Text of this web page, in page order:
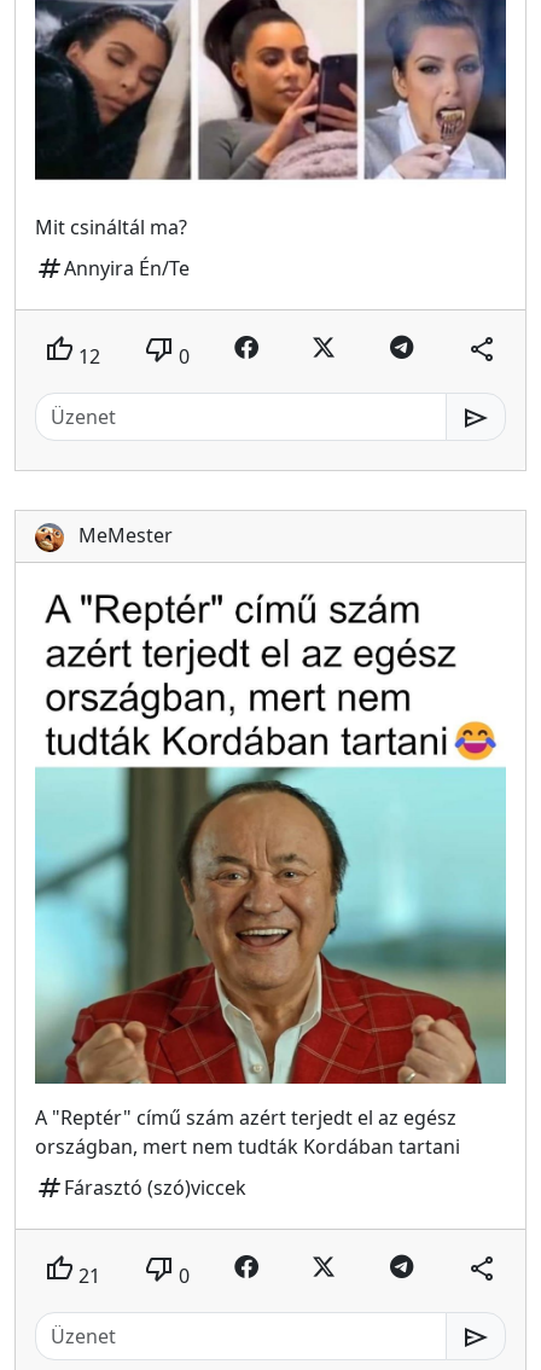
Mit csináltál ma?
tagAnnyira Én/Te
thumb_up 12 thumb_down 0 share
send
MeMester
A "Reptér" című szám azért terjedt el az egész
országban, mert nem tudták Kordában tartani
tagFárasztó (szó)viccek
thumb_up 21 thumb_down 0 share
send